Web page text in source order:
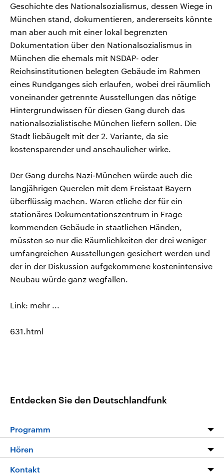
Geschichte des Nationalsozialismus, dessen Wiege in
München stand, dokumentieren, andererseits könnte
man aber auch mit einer lokal begrenzten
Dokumentation über den Nationalsozialismus in
München die ehemals mit NSDAP- oder
Reichsinstitutionen belegten Gebäude im Rahmen
eines Rundganges sich erlaufen, wobei drei räumlich
voneinander getrennte Ausstellungen das nötige
Hintergrundwissen für diesen Gang durch das
nationalsozialistische München liefern sollen. Die
Stadt liebäugelt mit der 2. Variante, da sie
kostensparender und anschaulicher wirke.
Der Gang durchs Nazi-München würde auch die
langjährigen Querelen mit dem Freistaat Bayern
überflüssig machen. Waren etliche der für ein
stationäres Dokumentationszentrum in Frage
kommenden Gebäude in staatlichen Händen,
müssten so nur die Räumlichkeiten der drei weniger
umfangreichen Ausstellungen gesichert werden und
der in der Diskussion aufgekommene kostenintensive
Neubau würde ganz wegfallen.
Link: mehr ...
631.html
Entdecken Sie den Deutschlandfunk
Programm
Hören
Livestream
Kontakt